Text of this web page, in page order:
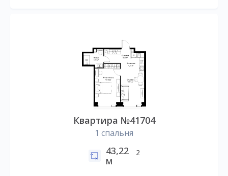
Квартира №41704
1 спальня
43,22
м
2